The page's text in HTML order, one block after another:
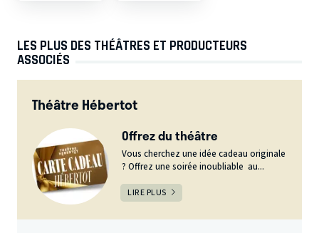
LES PLUS DES THÉÂTRES ET PRODUCTEURS
ASSOCIÉS
Théâtre Hébertot
Offrez du théâtre
Vous cherchez une idée cadeau originale
? Offrez une soirée inoubliable au...
LIRE PLUS